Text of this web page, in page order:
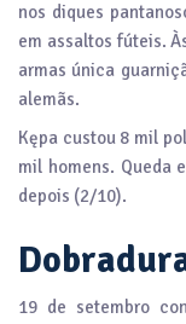
nos diques
em assaltos fúteis.
armas única
alemãs.
Kępa custou 8 mil
mil homens. Queda
depois (2/10).
19 de setembro